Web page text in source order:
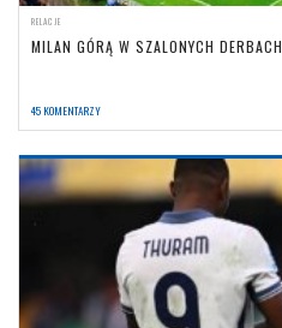
RELACJE
MILAN GÓRĄ W SZALONYCH DERBACH
45 KOMENTARZY